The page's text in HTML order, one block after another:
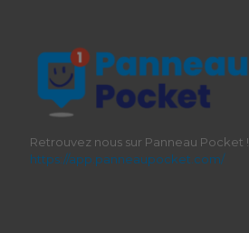
Retrouvez nous sur Panneau Pocket !
https://app.panneaupocket.com/